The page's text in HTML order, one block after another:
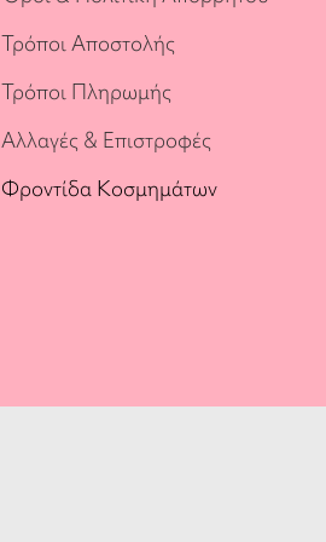
Τρόποι Αποστολής
Τρόποι Πληρωμής
Αλλαγές & Επιστροφές
Φροντίδα Κοσμημάτων